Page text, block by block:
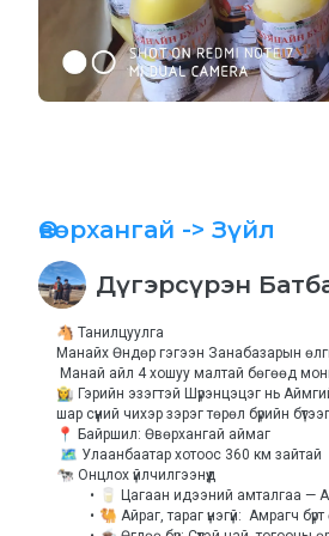
Өвөрхангай -> Зүйл
Дүгэрсүрэн
🐴 Танилцуулга
Манайх Өндөр гэгээн Занабазарын
Манай айл 4 хошуу малтай бөгөөд
👩‍🌾 Гэрийн эзэгтэй Шүрэнцэцэг нь
шар сүүний чихэр зэрэг төрөл бүрийн
📍 Байршил: Өвөрхангай аймаг
🗺 Улаанбаатар хотоос 360 км зайтай
🐄 Онцлох үйлчилгээнүүд
🥛 Цагаан идээний амталгаа —
🐫 Айраг, тараг үнэгүй:  Амрагч